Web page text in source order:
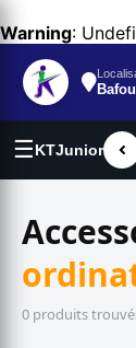
Warning:
☰KTJunior
portables
0 produits